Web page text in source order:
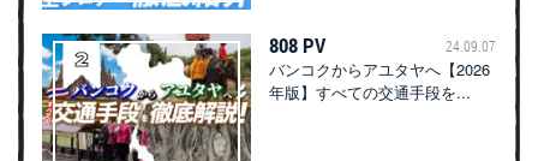
808 PV 24.09.07
バンコクからアユタヤへ【2026
年版】すべての交通手段を...